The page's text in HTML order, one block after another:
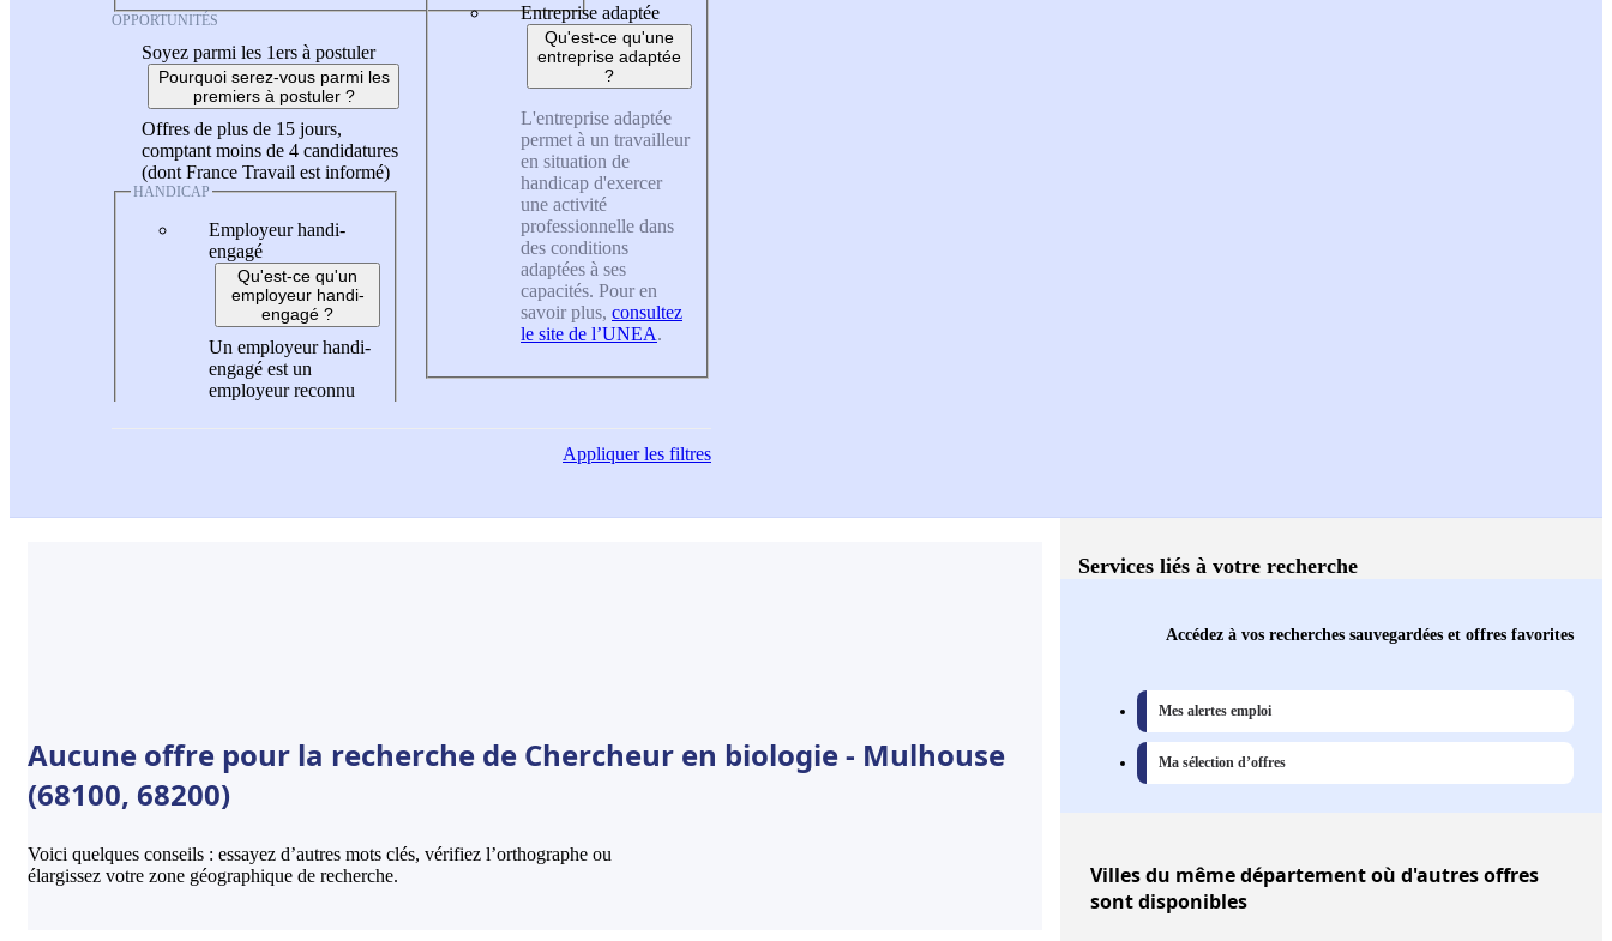
OPPORTUNITÉS
Soyez parmi les 1ers à postuler
Pourquoi serez-vous parmi les
premiers à postuler ?
Offres de plus de 15 jours,
comptant moins de 4 candidatures
(dont France Travail est informé)
HANDICAP
Employeur handi-
engagé
Qu'est-ce qu'un
employeur handi-
engagé ?
Un employeur handi-
engagé est un
employeur reconnu
Entreprise adaptée
Qu'est-ce qu'une
entreprise adaptée
?
L'entreprise adaptée
permet à un travailleur
en situation de
handicap d'exercer
une activité
professionnelle dans
des conditions
adaptées à ses
capacités. Pour en
savoir plus, consultez
le site de l’UNEA.
Appliquerles filtres
Aucune offre pour la recherche de Chercheur en biologie - Mulhouse
(68100, 68200)
Voici quelques conseils : essayez d’autres mots clés, vérifiez l’orthographe ou
élargissez votre zone géographique de recherche.
Services liés à votre recherche
Accédez à vos recherches sauvegardées et offres favorites
Mes alertes emploi
Ma sélection d’offres
Villesdu même département où d'autres offres
sont disponibles